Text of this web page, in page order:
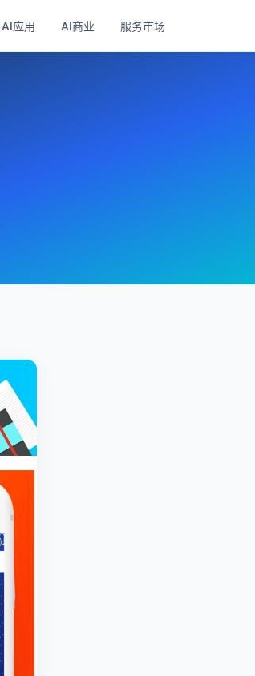
AI应用 AI商业 服务市场